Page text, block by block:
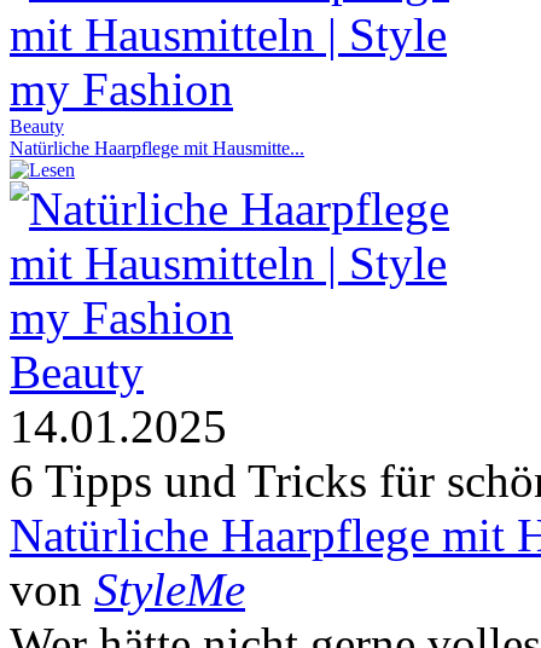
Beauty
Natürliche Haarpflege mit Hausmitte...
Beauty
14.01.2025
6 Tipps und Tricks für
Natürliche Haarpflege mit
von StyleMe